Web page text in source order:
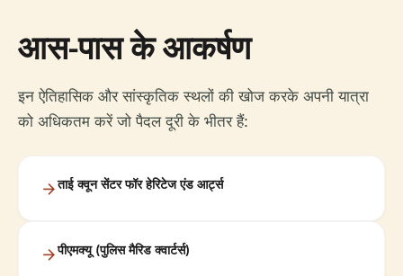
आस-पास के आकर्षण
इन ऐतिहासिक और सांस्कृतिक स्थलों की खोज करके अपनी यात्रा
को अधिकतम करें जो पैदल दूरी के भीतर हैं:
ताई क्वून सेंटर फॉर हेरिटेज एंड आर्ट्स
पीएमक्यू (पुलिस मैरिड क्वार्टर्स)